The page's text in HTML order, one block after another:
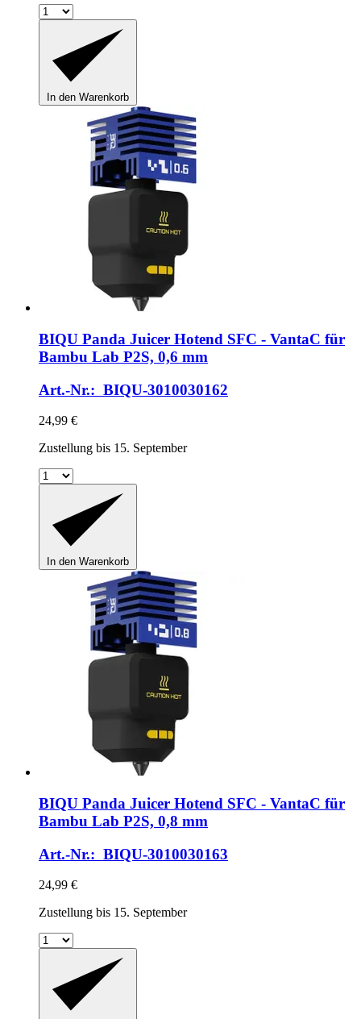
In den Warenkorb
BIQU Panda Juicer Hotend SFC -​ VantaC für
Bambu Lab P2S, 0,6 mm
Art.-Nr.: BIQU-3010030162
24,99 €
Zustellung bis 15. September
In den Warenkorb
BIQU Panda Juicer Hotend SFC -​ VantaC für
Bambu Lab P2S, 0,8 mm
Art.-Nr.: BIQU-3010030163
24,99 €
Zustellung bis 15. September